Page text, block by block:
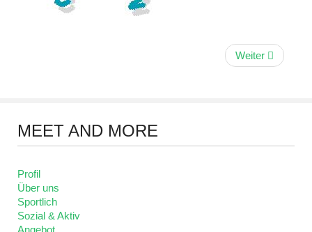
Weiter
MEET AND MORE
Profil
Über uns
Sportlich
Sozial & Aktiv
Angebot